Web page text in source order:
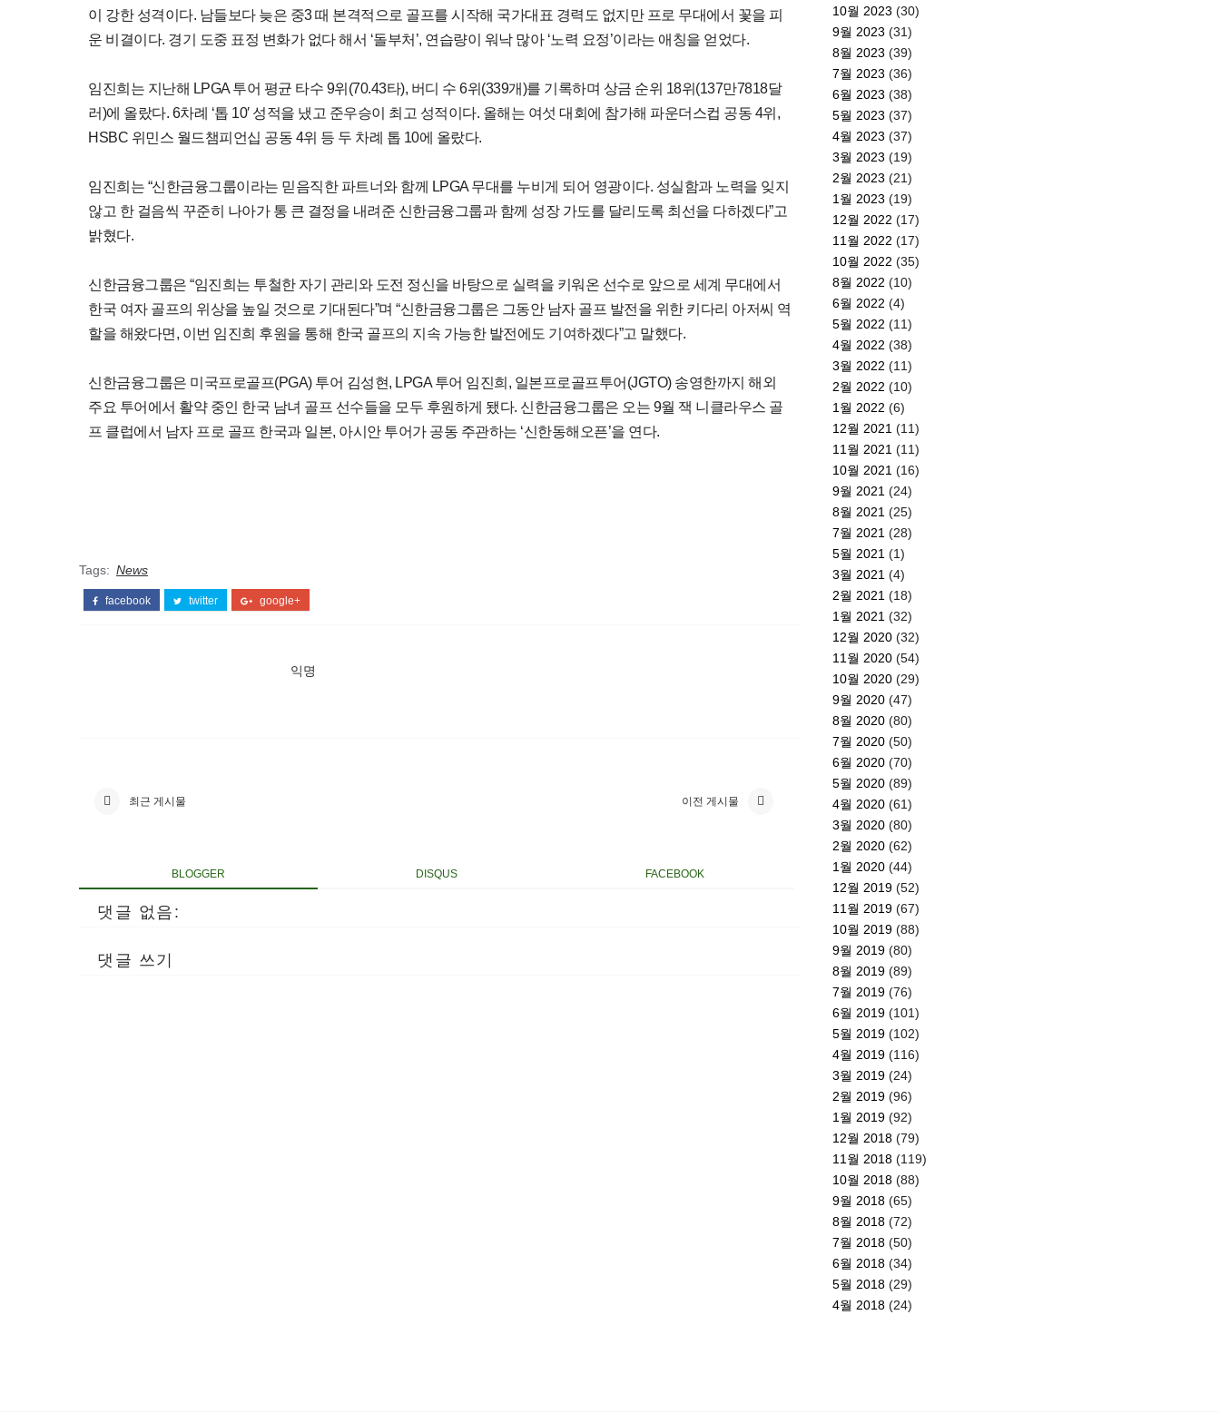
이 강한 성격이다. 남들보다 늦은 중3 때 본격적으로 골프를 시작해 국가대표 경력도 없지만 프로 무대에서 꽃을 피
운 비결이다. 경기 도중 표정 변화가 없다 해서 ‘돌부처’, 연습량이 워낙 많아 ‘노력 요정’이라는 애칭을 얻었다.
임진희는 지난해 LPGA 투어 평균 타수 9위(70.43타), 버디 수 6위(339개)를 기록하며 상금 순위 18위(137만7818달
러)에 올랐다. 6차례 ‘톱 10′ 성적을 냈고 준우승이 최고 성적이다. 올해는 여섯 대회에 참가해 파운더스컵 공동 4위,
HSBC 위민스 월드챔피언십 공동 4위 등 두 차례 톱 10에 올랐다.
임진희는 “신한금융그룹이라는 믿음직한 파트너와 함께 LPGA 무대를 누비게 되어 영광이다. 성실함과 노력을 잊지
않고 한 걸음씩 꾸준히 나아가 통 큰 결정을 내려준 신한금융그룹과 함께 성장 가도를 달리도록 최선을 다하겠다”고
밝혔다.
신한금융그룹은 “임진희는 투철한 자기 관리와 도전 정신을 바탕으로 실력을 키워온 선수로 앞으로 세계 무대에서
한국 여자 골프의 위상을 높일 것으로 기대된다”며 “신한금융그룹은 그동안 남자 골프 발전을 위한 키다리 아저씨 역
할을 해왔다면, 이번 임진희 후원을 통해 한국 골프의 지속 가능한 발전에도 기여하겠다”고 말했다.
신한금융그룹은 미국프로골프(PGA) 투어 김성현, LPGA 투어 임진희, 일본프로골프투어(JGTO) 송영한까지 해외
주요 투어에서 활약 중인 한국 남녀 골프 선수들을 모두 후원하게 됐다. 신한금융그룹은 오는 9월 잭 니클라우스 골
프 클럽에서 남자 프로 골프 한국과 일본, 아시안 투어가 공동 주관하는 ‘신한동해오픈’을 연다.
Tags: News
facebook twitter google+
익명
최근 게시물 이전 게시물
BLOGGER DISQUS FACEBOOK
댓글 없음:
댓글 쓰기
10월 2023 (30)
9월 2023 (31)
8월 2023 (39)
7월 2023 (36)
6월 2023 (38)
5월 2023 (37)
4월 2023 (37)
3월 2023 (19)
2월 2023 (21)
1월 2023 (19)
12월 2022 (17)
11월 2022 (17)
10월 2022 (35)
8월 2022 (10)
6월 2022 (4)
5월 2022 (11)
4월 2022 (38)
3월 2022 (11)
2월 2022 (10)
1월 2022 (6)
12월 2021 (11)
11월 2021 (11)
10월 2021 (16)
9월 2021 (24)
8월 2021 (25)
7월 2021 (28)
5월 2021 (1)
3월 2021 (4)
2월 2021 (18)
1월 2021 (32)
12월 2020 (32)
11월 2020 (54)
10월 2020 (29)
9월 2020 (47)
8월 2020 (80)
7월 2020 (50)
6월 2020 (70)
5월 2020 (89)
4월 2020 (61)
3월 2020 (80)
2월 2020 (62)
1월 2020 (44)
12월 2019 (52)
11월 2019 (67)
10월 2019 (88)
9월 2019 (80)
8월 2019 (89)
7월 2019 (76)
6월 2019 (101)
5월 2019 (102)
4월 2019 (116)
3월 2019 (24)
2월 2019 (96)
1월 2019 (92)
12월 2018 (79)
11월 2018 (119)
10월 2018 (88)
9월 2018 (65)
8월 2018 (72)
7월 2018 (50)
6월 2018 (34)
5월 2018 (29)
4월 2018 (24)